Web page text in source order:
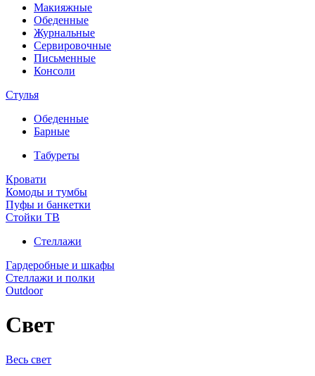
Макияжные
Обеденные
Журнальные
Сервировочные
Письменные
Консоли
Стулья
Обеденные
Барные
Табуреты
Кровати
Комоды и тумбы
Пуфы и банкетки
Стойки ТВ
Стеллажи
Гардеробные и шкафы
Стеллажи и полки
Outdoor
Свет
Весь свет